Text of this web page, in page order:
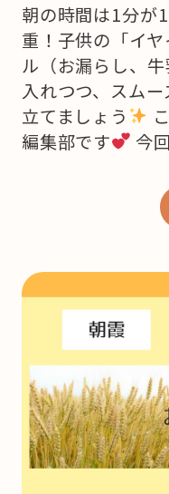
朝の時間は1分が
重！子供の「イ
ル（お漏らし、
入れつつ、スム
立てましょう
編集部です
今